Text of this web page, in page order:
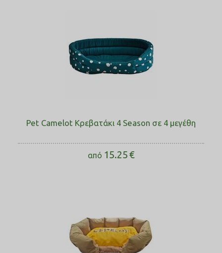
Pet Camelot Κρεβατάκι 4 Season σε 4 μεγέθη
από 15.25€